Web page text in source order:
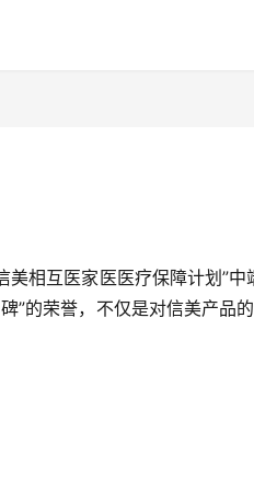
相互医家医医疗保障计划”中
”的荣誉，不仅是对信美产品